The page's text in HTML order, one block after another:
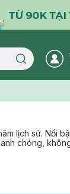
Search icon
lịch sử. Nổi
chóng,